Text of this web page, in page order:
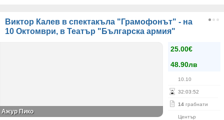
Виктор Калев в спектакъла "Грамофонът" - на
10 Октомври, в Театър "Българска армия"
25.00€
48.90лв
10.10
32:03:52
14 грабнати
Център
Ажур Пико